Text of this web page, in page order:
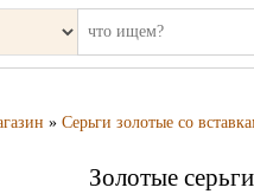
» Серьги золотые со
Золотые